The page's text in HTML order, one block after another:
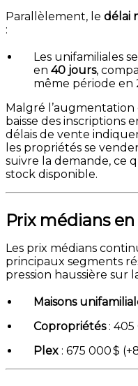
Parallèlement, le délai
:
Les unifamiliales
en 40 jours,
même période en
Malgré
baisse des inscriptions
délais de vente
les propriétés se
suivre la demande, ce
stock disponible.
Prix médians
Les prix médians
principaux segments
pression haussière sur
Maisons
Copropriétés: 405
Plex : 675 000 $